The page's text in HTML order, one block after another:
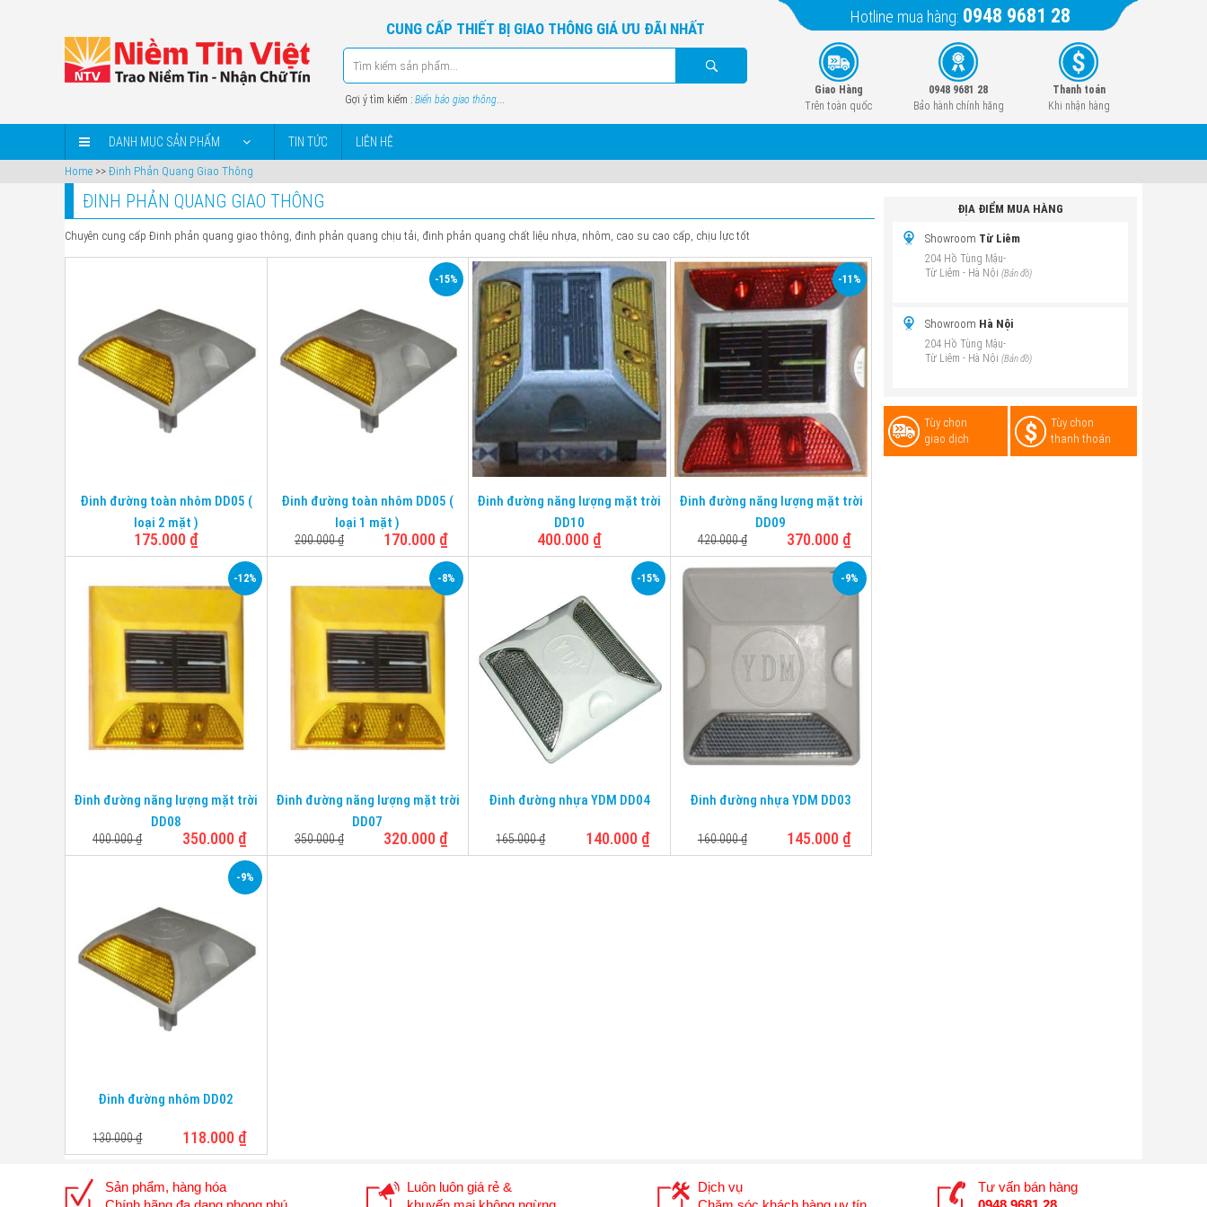
CUNG CẤP THIẾT BỊ GIAO THÔNG GIÁ ƯU ĐÃI NHẤT
Gợi ý tìm kiếm : Biển báo giao thông...
Hotline mua hàng: 0948 9681 28
Giao Hàng
Trên toàn quốc
0948 9681 28
Bảo hành chính hãng
Thanh toán
Khi nhận hàng
DANH MỤC SẢN PHẨM TIN TỨC LIÊN HỆ
Home >> Đinh Phản Quang Giao Thông
ĐINH PHẢN QUANG GIAO THÔNG
Chuyên cung cấp Đinh phản quang giao thông, đinh phản quang chịu tải, đinh phản quang chất liệu nhựa, nhôm, cao su cao cấp, chịu lực tốt
Mặt
phản
quang
Có
116mm*104mm*104mm
Đinh đường toàn nhôm DD05 (
loại 2 mặt )
175.000₫
-15%
Đinh đường toàn nhôm DD05 (
loại 1 mặt )
200.000₫ 170.000 ₫
Chất liệu Nhôm
Mặt phản
quang
Có
Chân Không
Kích thước 110*110*20mm
10 tấn
Đinh đường năng lượng mặt trời
DD10
400.000₫
Chất liệu Nhôm
Mặt phản
quang
Có
Chân Không
Kích thước 110*110*20mm
Chịu lực 10 tấn
-11%
Đinh đường năng lượng mặt trời
DD09
420.000₫ 370.000 ₫
Mặt phản
Không
Kích thước 110*110*20mm
Chịu lực 10 tấn
-12%
Đinh đường năng lượng mặt trời
DD08
400.000₫ 350.000₫
Mặt phản
quang
Có
Không
Kích thước 110*110*20mm
Chịu lực 5 tấn
-8%
Đinh đường năng lượng mặt trời
DD07
350.000₫ 320.000 ₫
quang
Có
Chân đinh Không
Kích thước 110*110*20mm
-15%
Đinh đường nhựa YDM DD04
165.000₫ 140.000₫
Thường không
chân
Kích thước 105 x 105 mm
-9%
Đinh đường nhựa YDM DD03
160.000₫ 145.000 ₫
quang
Có
Chiều dài
chân
35mm
12 x 103 x 103
mm
-9%
Đinh đường nhôm DD02
130.000₫ 118.000₫
ĐỊA ĐIỂM MUA HÀNG
Showroom Từ Liêm
204 Hồ Tùng Mậu-
Từ Liêm - Hà Nội (Bản đồ)
Showroom Hà Nội
204 Hồ Tùng Mậu-
Từ Liêm - Hà Nội (Bản đồ)
Tùy chọn
giao dịch
Tùy chọn
thanh thoán
Sản phẩm, hàng hóa
Luôn luôn giá rẻ &
Dịch vụ
Tư vấn bán hàng